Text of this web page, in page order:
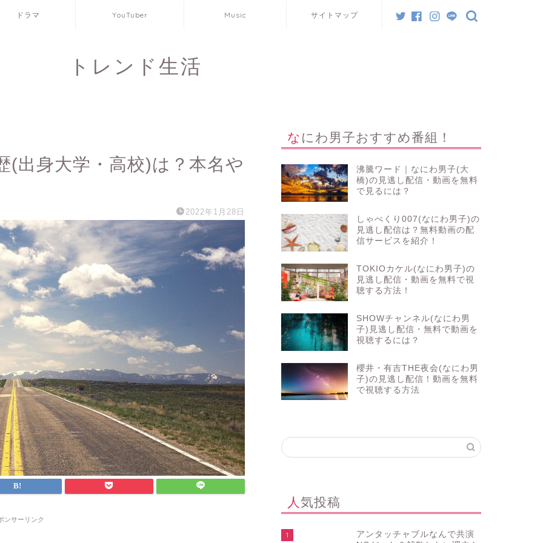
ドラマ YouTuber Music サイトマップ
トレンド生活
(出身大学・高校)は？本名や
2022年1月28日
ンサーリンク
なにわ男子おすすめ番組！
沸騰ワード｜なにわ男子(大
橋)の見逃し配信・動画を無料
で見るには？
しゃべくり007(なにわ男子)の
見逃し配信は？無料動画の配
信サービスを紹介！
TOKIOカケル(なにわ男子)の
見逃し配信・動画を無料で視
聴する方法！
SHOWチャンネル(なにわ男
子)見逃し配信・無料で動画を
視聴するには？
櫻井・有吉THE夜会(なにわ男
子)の見逃し配信！動画を無料
で視聴する方法
人気投稿
1
アンタッチャブルなんで共演